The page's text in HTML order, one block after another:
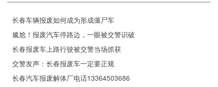
长春车辆报废如何成为形成僵尸车
尴尬！报废汽车停路边，一眼被交警识破
长春报废车上路行驶被交警当场抓获
交警发声：长春报废车一定要正规
长春汽车报废解体厂电话13364503686